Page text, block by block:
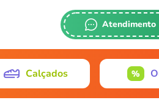
Atendimento
(011) 2628-2126
1198426-3447
Calçados